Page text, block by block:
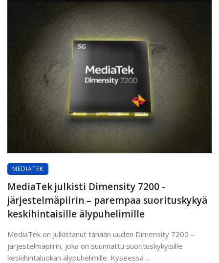
MEDIATEK
MediaTek julkisti Dimensity 7200 -
järjestelmäpiirin – parempaa suorituskykyä
keskihintaisille älypuhelimille
MediaTek on julkistanut tänään uuden Dimensity 7200 -
järjestelmäpiirin, joka on suunnattu suorituskykyisille
keskihintaluokan älypuhelimille. Kyseessä ...